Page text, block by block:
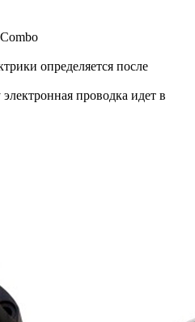
определяется после
проводка идет в